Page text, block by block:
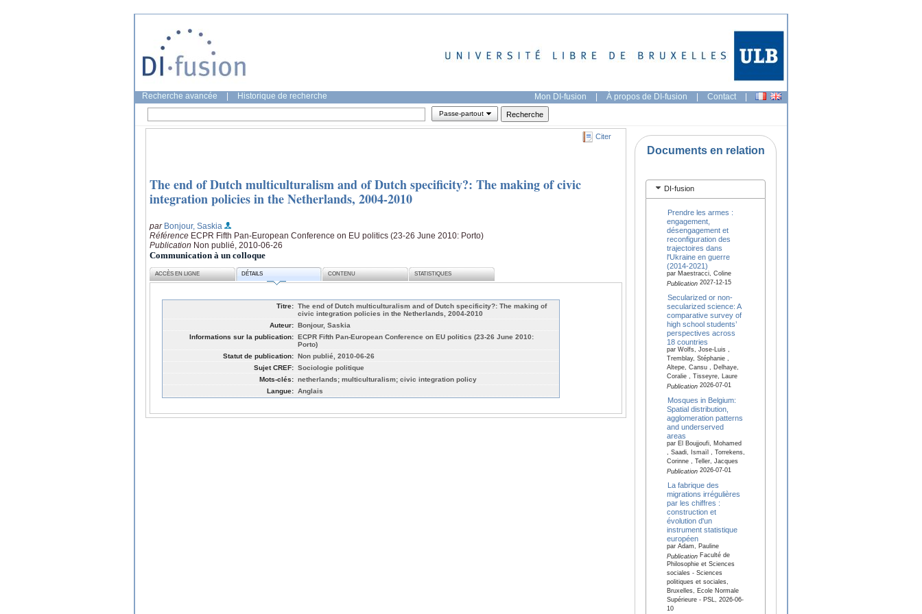
Recherche avancée Historique de recherche Mon DI-fusion | À propos de DI-fusion | Contact |
Passe-partout
Citer
The end of Dutch multiculturalism and of Dutch specificity?: The making of civic
integration policies in the Netherlands, 2004-2010
par Bonjour, Saskia
Référence ECPR Fifth Pan-European Conference on EU politics (23-26 June 2010: Porto)
Publication Non publié, 2010-06-26
Communication à un colloque
ACCÈS EN LIGNE DÉTAILS CONTENU STATISTIQUES
Titre: The end of Dutch multiculturalism and of Dutch specificity?: The making of
civic integration policies in the Netherlands, 2004-2010
Auteur: Bonjour, Saskia
Informations sur la publication: ECPR Fifth Pan-European Conference on EU politics (23-26 June 2010:
Porto)
Statut de publication: Non publié, 2010-06-26
Sujet CREF: Sociologie politique
Mots-clés: netherlands; multiculturalism; civic integration policy
Langue: Anglais
Documents en relation
DI-fusion
Prendre les armes :
engagement,
désengagement et
reconfiguration des
trajectoires dans
l'Ukraine en guerre
(2014-2021)
par Maestracci, Coline
Publication2027-12-15
Secularized or non-
secularized science: A
comparative survey of
high school students’
perspectives across
18 countries
par Wolfs, Jose-Luis ,
Tremblay, Stéphanie ,
Altepe, Cansu , Delhaye,
Coralie , Tisseyre, Laure
Publication2026-07-01
Mosques in Belgium:
Spatial distribution,
agglomeration patterns
and underserved
areas
par El Boujjoufi, Mohamed
, Saadi, Ismaïl , Torrekens,
Corinne , Teller, Jacques
Publication2026-07-01
La fabrique des
migrations irrégulières
par les chiffres :
construction et
évolution d'un
instrument statistique
européen
par Adam, Pauline
PublicationFaculté de
Philosophie et Sciences
sociales - Sciences
politiques et sociales,
Bruxelles, Ecole Normale
Supérieure - PSL, 2026-06-
10